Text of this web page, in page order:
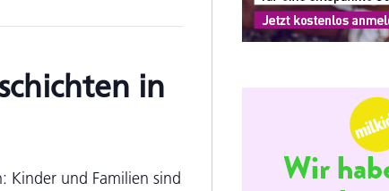
in
Kinder und Familien sind